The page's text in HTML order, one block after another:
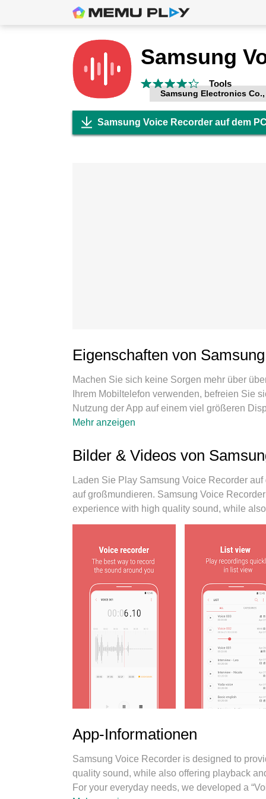
Tools
Samsung Electronics
Samsung Voice Recorder auf dem
Eigenschaften von
Machen Sie sich keine Sorgen mehr über
Ihrem Mobiltelefon verwenden, befreien Sie
Nutzung der App auf einem viel größeren
im Vollbildmodus nutzen. MEmu bietet Ihnen
Batterie, mobile Daten und störende Anrufe.
Samsung Voice Recorder auf Ihrem
Manager die Eröffnung von 2 oder mehr
Emulations-Engine kann das volle Potenzial
gestalten.
Mehr anzeigen
Bilder & Videos von
Laden Sie Play Samsung Voice Recorder
auf großmundieren. Samsung Voice
experience with high quality sound, while
App-Informationen
Samsung Voice Recorder is designed to
quality sound, while also offering playback
For your everyday needs, we developed a